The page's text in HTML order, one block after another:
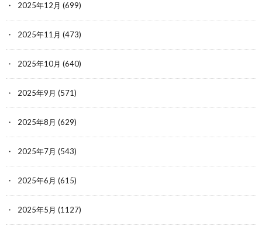
2025年12月 (699)
2025年11月 (473)
2025年10月 (640)
2025年9月 (571)
2025年8月 (629)
2025年7月 (543)
2025年6月 (615)
2025年5月 (1127)